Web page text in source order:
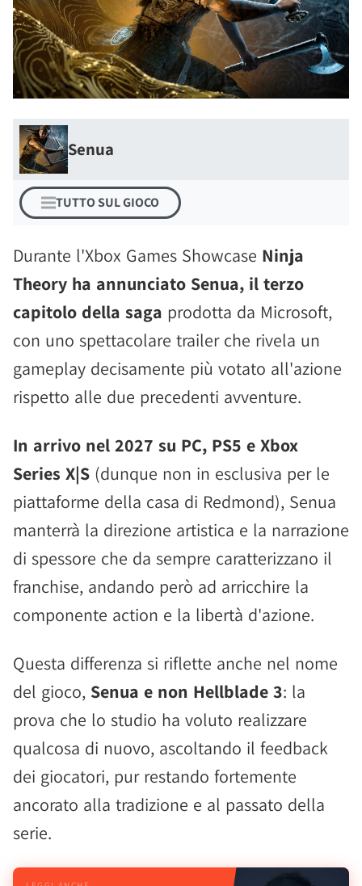
Senua
TUTTO SUL GIOCO
Durante l'Xbox Games Showcase Ninja
Theory ha annunciato Senua, il terzo
capitolo della saga prodotta da Microsoft,
con uno spettacolare trailer che rivela un
gameplay decisamente più votato all'azione
rispetto alle due precedenti avventure.
In arrivo nel 2027 su PC, PS5 e Xbox
Series X|S (dunque non in esclusiva per le
piattaforme della casa di Redmond), Senua
manterrà la direzione artistica e la narrazione
di spessore che da sempre caratterizzano il
franchise, andando però ad arricchire la
componente action e la libertà d'azione.
Questa differenza si riflette anche nel nome
del gioco, Senua e non Hellblade 3: la
prova che lo studio ha voluto realizzare
qualcosa di nuovo, ascoltando il feedback
dei giocatori, pur restando fortemente
ancorato alla tradizione e al passato della
serie.